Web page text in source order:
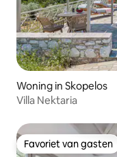
Woning in Skopelos
Villa Nektaria
Favoriet van gasten
Favoriet van gasten